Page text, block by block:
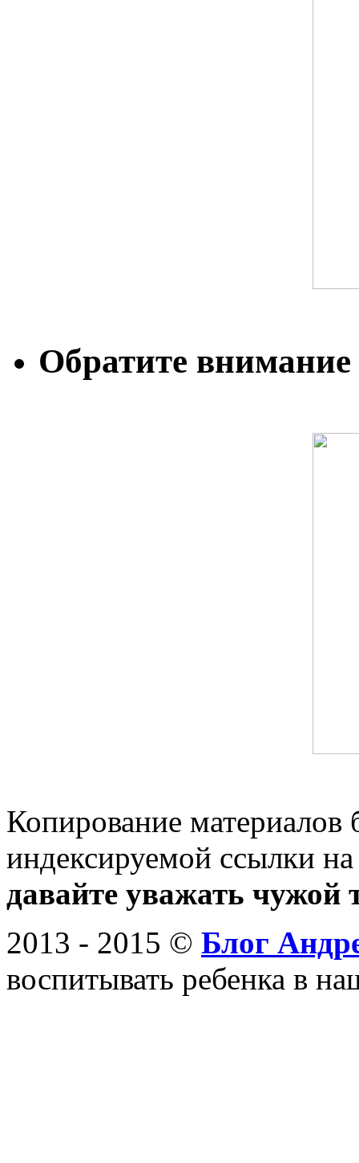
Обратите внимание
Копирование материалов
индексируемой ссылки
давайте уважать чужой
2013 - 2015 © Блог
воспитывать ребенка в